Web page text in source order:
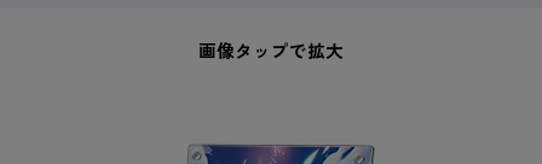
画像タップで拡大